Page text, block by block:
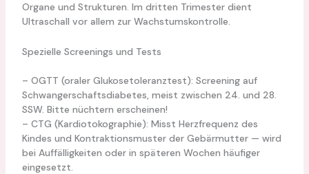
Organe und Strukturen. Im dritten Trimester dient
Ultraschall vor allem zur Wachstumskontrolle.
Spezielle Screenings und Tests
– OGTT (oraler Glukosetoleranztest): Screening auf
Schwangerschaftsdiabetes, meist zwischen 24. und 28.
SSW. Bitte nüchtern erscheinen!
– CTG (Kardiotokographie): Misst Herzfrequenz des
Kindes und Kontraktionsmuster der Gebärmutter — wird
bei Auffälligkeiten oder in späteren Wochen häufiger
eingesetzt.